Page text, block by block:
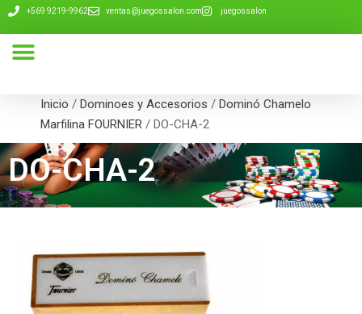
+569 9219-9962 ventas@juegossalon.com juegossalon
Inicio / Dominoes y Accesorios / Dominó Chamelo
Marfilina FOURNIER / DO-CHA-2
DO-CHA-2